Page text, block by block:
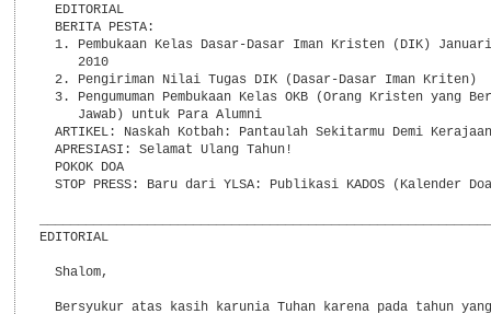
  EDITORIAL
  BERITA PESTA:
1. Pembukaan Kelas Dasar-Dasar Iman Kristen (DIK)
     2010
  2. Pengiriman Nilai Tugas DIK (Dasar-Dasar Iman Kriten)
3. Pengumuman Pembukaan Kelas OKB (Orang Kristen yang
     Jawab) untuk Para Alumni
ARTIKEL: Naskah Kotbah: Pantaulah Sekitarmu Demi
  APRESIASI: Selamat Ulang Tahun!
  POKOK DOA
STOP PRESS: Baru dari YLSA: Publikasi KADOS (Kalender
EDITORIAL
  Shalom,
Bersyukur atas kasih karunia Tuhan karena pada tahun